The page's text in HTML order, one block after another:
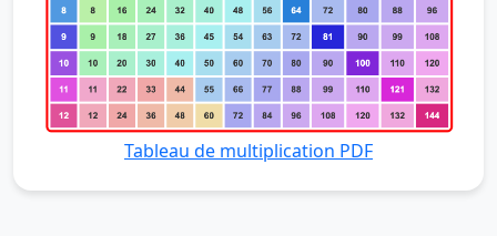
Tableau de multiplication PDF